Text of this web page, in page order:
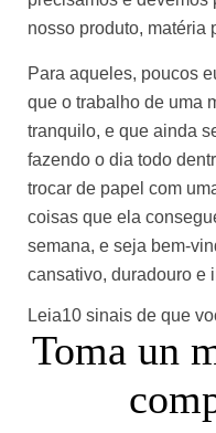
nosso produto, matéria
Para aqueles, poucos
que o trabalho de uma
tranquilo, e que ainda
fazendo o dia todo
trocar de papel com
coisas que ela
semana, e seja bem-
cansativo, duradouro e
Leia10 sinais de que
Toma un